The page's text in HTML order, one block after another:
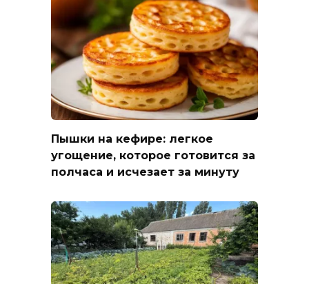
Пышки на кефире: легкое
угощение, которое готовится за
полчаса и исчезает за минуту